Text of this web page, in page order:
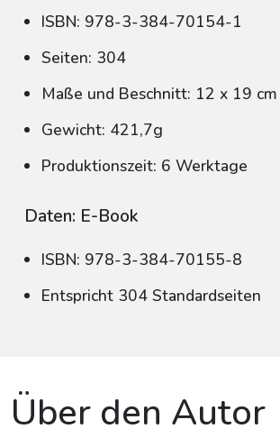
ISBN: 978-3-384-70154-1
Seiten: 304
Maße und Beschnitt: 12 x 19 cm
Gewicht: 421,7g
Produktionszeit: 6 Werktage
Daten: E-Book
ISBN: 978-3-384-70155-8
Entspricht 304 Standardseiten
Über den Autor